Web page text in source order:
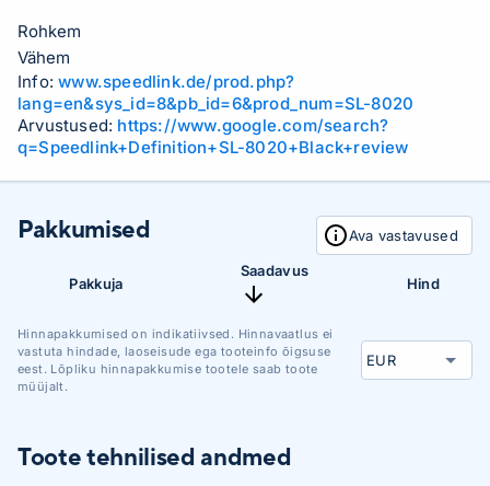
Rohkem
Vähem
Info:www.speedlink.de/prod.php?
lang=en&sys_id=8&pb_id=6&prod_num=SL-8020
Arvustused: https://www.google.com/search?
q=Speedlink+Definition+SL-8020+Black+review
Pakkumised Ava vastavused
Pakkuja
Saadavus
Hind
Hinnapakkumised on indikatiivsed. Hinnavaatlus ei
vastuta hindade, laoseisude ega tooteinfo õigsuse
eest. Lõpliku hinnapakkumise tootele saab toote
müüjalt.
Toote tehnilised andmed